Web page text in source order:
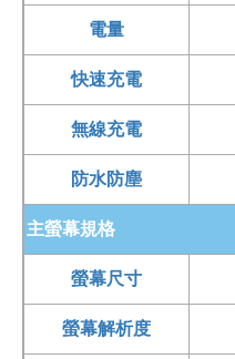
攝情境。無論是拍攝人物
景，都能保留清楚細節與
變焦能力，並支援最
能輕鬆拉近拍攝。
Moment 功能，主打拍完
久等就能發布。前置則配
拍、視訊通話與
完整便利。
電量
快速充電
無線充電
防水防塵
主螢幕規格
螢幕尺寸
螢幕解析度